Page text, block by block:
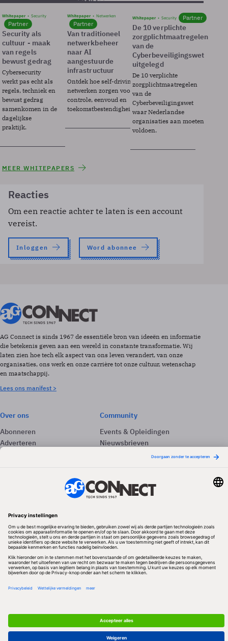
Whitepaper Security
Partner
Security als
cultuur - maak
van regels
bewust gedrag
Cybersecurity
werkt pas echt als
regels, techniek en
bewust gedrag
samenkomen in de
dagelijkse
praktijk.
Whitepaper Netwerken
Partner
Van traditioneel
netwerkbeheer
naar AI
aangestuurde
infrastructuur
Ontdek hoe self-driving
netwerken zorgen voor
controle, eenvoud en
toekomstbestendigheid.
Whitepaper Security Partner
De 10 verplichte
zorgplichtmaatregelen
van de
Cyberbeveiligingswet
uitgelegd
De 10 verplichte
zorgplichtmaatregelen
van de
Cyberbeveiligingswet
waar Nederlandse
organisaties aan moeten
voldoen.
MEER WHITEPAPERS
Reacties
Om een reactie achter te laten is een account
vereist.
Inloggen Word abonnee
AG Connect is sinds 1967 de essentiële bron van ideeën en informatie
die betekenis geven aan een wereld in constante transformatie. Wij
laten zien hoe tech elk aspect van ons leven verandert, van onze
organisaties, ons werk en onze carrière tot onze cultuur, wetenschap
en maatschappij.
Lees ons manifest >
Over ons
Abonneren
Adverteren
Community
Events & Opleidingen
Nieuwsbrieven
Redactionele partner
Privacy & Cookies